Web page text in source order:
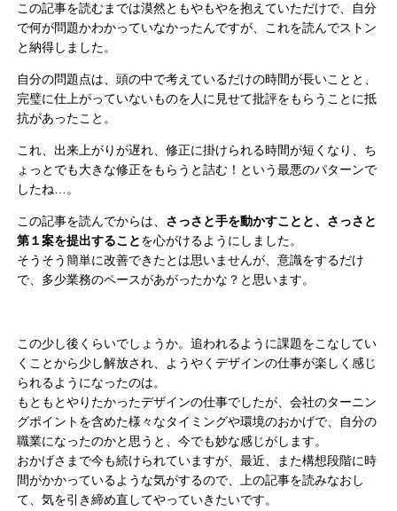
この記事を読むまでは漠然ともやもやを抱えていただけで、自分
で何が問題かわかっていなかったんですが、これを読んでストン
と納得しました。
自分の問題点は、頭の中で考えているだけの時間が長いことと、
完璧に仕上がっていないものを人に見せて批評をもらうことに抵
抗があったこと。
これ、出来上がりが遅れ、修正に掛けられる時間が短くなり、ち
ょっとでも大きな修正をもらうと詰む！という最悪のパターンで
したね…。
この記事を読んでからは、 さっさと手を動かすことと、さっさと
第１案を提出することを心がけるようにしました。
そうそう簡単に改善できたとは思いませんが、意識をするだけ
で、多少業務のペースがあがったかな？と思います。
この少し後くらいでしょうか。追われるように課題をこなしてい
くことから少し解放され、ようやくデザインの仕事が楽しく感じ
られるようになったのは。
もともとやりたかったデザインの仕事でしたが、会社のターニン
グポイントを含めた様々なタイミングや環境のおかげで、自分の
職業になったのかと思うと、今でも妙な感じがします。
おかげさまで今も続けられていますが、最近、また構想段階に時
間がかかっているような気がするので、上の記事を読みなおし
て、気を引き締め直してやっていきたいです。